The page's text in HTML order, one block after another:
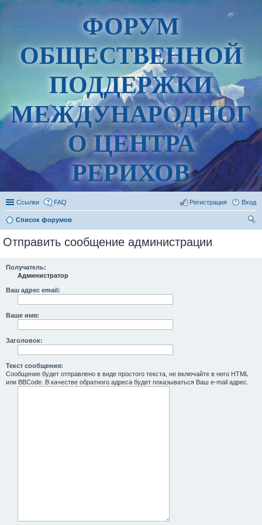
ФОРУМ
ОБЩЕСТВЕННОЙ
ПОДДЕРЖКИ
МЕЖДУНАРОДНОГ
О ЦЕНТРА
РЕРИХОВ
Ссылки FAQ Вход
Регистрация
Список форумов
Отправить сообщение администрации
Получатель:
Администратор
Ваш адрес email:
Ваше имя:
Заголовок:
Текст сообщения:
Сообщение будет отправлено в виде простого текста, не включайте в него HTML
или BBCode. В качестве обратного адреса будет показываться Ваш e-mail адрес.